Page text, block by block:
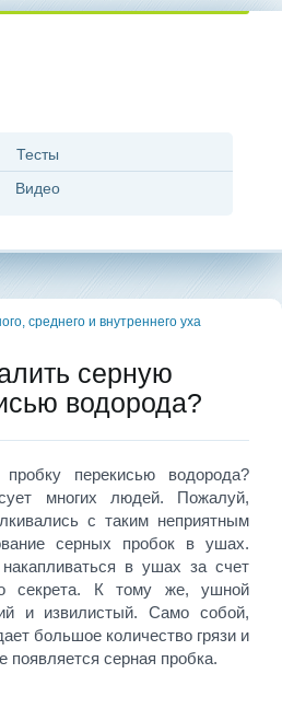
Тесты
Видео
среднего и внутреннего уха
серную
водорода?
перекисью водорода?
многих людей. Пожалуй,
с таким неприятным
серных пробок в ушах.
в ушах за счет
секрета. К тому же, ушной
и извилистый. Само собой,
большое количество грязи и
появляется серная пробка.